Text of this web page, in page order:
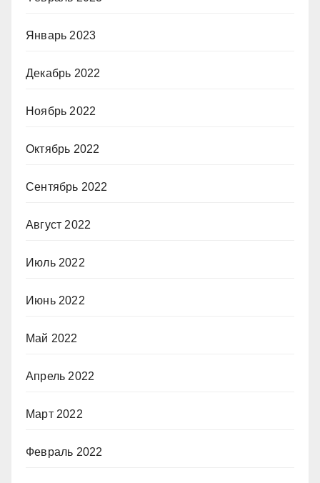
Январь 2023
Декабрь 2022
Ноябрь 2022
Октябрь 2022
Сентябрь 2022
Август 2022
Июль 2022
Июнь 2022
Май 2022
Апрель 2022
Март 2022
Февраль 2022